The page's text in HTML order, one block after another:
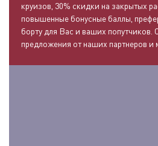
круизов, 30% скидки на закрытых
повышенные бонусные баллы,
борту для Вас и ваших попутчиков.
предложения от наших партнеров и